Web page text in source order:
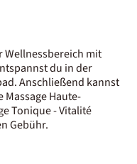
Wellnessbereich mit
du in der
Anschließend kannst
Haute-
Tonique - Vitalité
Gebühr.